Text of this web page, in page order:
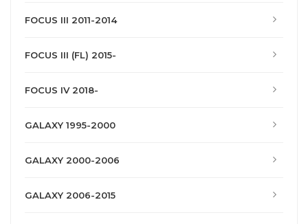
FOCUS III 2011-2014
FOCUS III (FL) 2015-
FOCUS IV 2018-
GALAXY 1995-2000
GALAXY 2000-2006
GALAXY 2006-2015